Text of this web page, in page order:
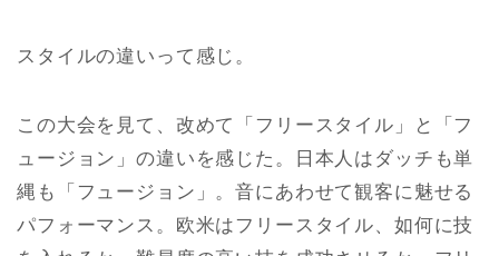
スタイルの違いって感じ。
この大会を見て、改めて「フリースタイル」と「フ
ュージョン」の違いを感じた。日本人はダッチも単
縄も「フュージョン」。音にあわせて観客に魅せる
パフォーマンス。欧米はフリースタイル、如何に技